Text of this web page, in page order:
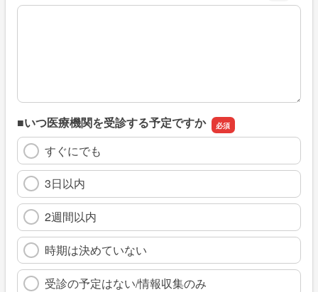
※具体的に、どのような情報を探していましたか
■いつ医療機関を受診する予定ですか
すぐにでも
3日以内
2週間以内
時期は決めていない
受診の予定はない/情報収集のみ